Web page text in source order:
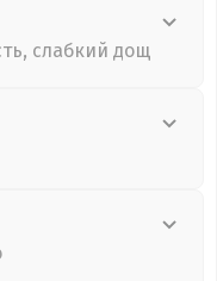
слабкий дощ